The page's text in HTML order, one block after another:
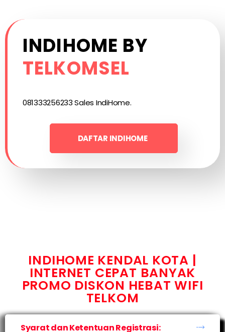
INDIHOME BY
TELKOMSEL
081333256233 Sales IndiHome.
DAFTAR INDIHOME
INDIHOME KENDAL KOTA |
INTERNET CEPAT BANYAK
PROMO DISKON HEBAT WIFI
TELKOM
Syarat dan Ketentuan Registrasi: